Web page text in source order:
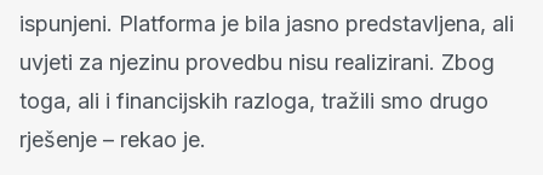
ispunjeni. Platforma je bila jasno predstavljena, ali
uvjeti za njezinu provedbu nisu realizirani. Zbog
toga, ali i financijskih razloga, tražili smo drugo
rješenje – rekao je.